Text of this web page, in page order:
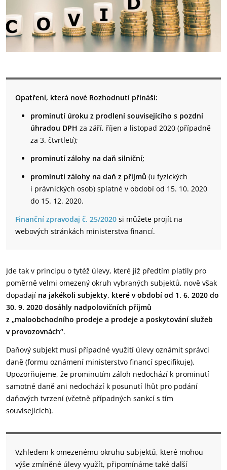
Opatření, která nové Rozhodnutí přináší:
prominutí úroku z prodlení souvisejícího s pozdní
úhradou DPH za září, říjen a listopad 2020 (případně
za 3. čtvrtletí);
prominutí zálohy na daň silniční;
prominutí zálohy na daň z příjmů (u fyzických
i právnických osob) splatné v období od 15. 10. 2020
do 15. 12. 2020.
Finanční zpravodaj č. 25/2020 si můžete projít na
webových stránkách ministerstva financí.
Jde tak v principu o tytéž úlevy, které již předtím platily pro
poměrně velmi omezený okruh vybraných subjektů, nově však
dopadají na jakékoli subjekty, které v období od 1. 6. 2020 do
30. 9. 2020 dosáhly nadpolovičních příjmů
z „maloobchodního prodeje a prodeje a poskytování služeb
v provozovnách“.
Daňový subjekt musí případné využití úlevy oznámit správci
daně (formu oznámení ministerstvo financí specifikuje).
Upozorňujeme, že prominutím záloh nedochází k prominutí
samotné daně ani nedochází k posunutí lhůt pro podání
daňových tvrzení (včetně případných sankcí s tím
souvisejících).
Vzhledem k omezenému okruhu subjektů, které mohou
výše zmíněné úlevy využít, připomínáme také další